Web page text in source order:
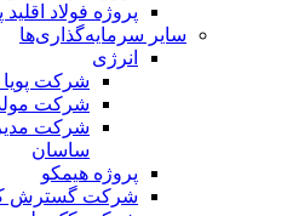
پروژه فولاد
سایر سرمایه‌گذاری‌ها
انرژی
شرکت پویا
شرکت
شرکت
ساسان
پروژه هیمکو
شرکت گسترش